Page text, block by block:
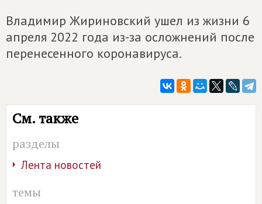
Владимир Жириновский ушел из жизни 6
апреля 2022 года из-за осложнений после
перенесенного коронавируса.
См. также
разделы
Лента новостей
темы